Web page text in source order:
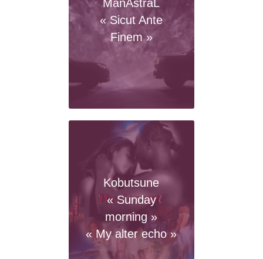
ManAstraL
« Sicut Ante
Finem »
Kobutsune
« Sunday
morning »
« My alter echo »